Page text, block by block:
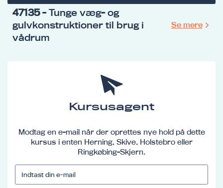
47135- Tunge væg- og
gulvkonstruktioner til brug i
vådrum
Se mere
Kursusagent
Modtag en e-mail når der oprettes nye hold på dette
kursus i enten Herning, Skive, Holstebro eller
Ringkøbing-Skjern.